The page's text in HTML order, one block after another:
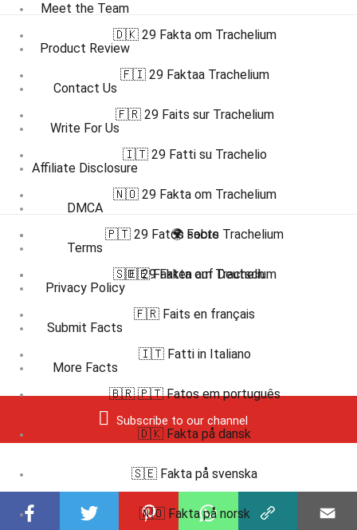
Meet the Team
Product Review
Contact Us
Write For Us
Affiliate Disclosure
DMCA
Terms
Privacy Policy
Submit Facts
More Facts
Subscribe to our channel
🇩🇰 29 Fakta om Trachelium
🇫🇮 29 Faktaa Trachelium
🇫🇷 29 Faits sur Trachelium
🇮🇹 29 Fatti su Trachelio
🇳🇴 29 Fakta om Trachelium
🇵🇹 29 Fatos sobre Trachelium
🇸🇪 29 Fakta om Trachelium
🌍 Facts
🇩🇪 Fakten auf Deutsch
🇫🇷 Faits en français
🇮🇹 Fatti in Italiano
🇧🇷 🇵🇹 Fatos em português
🇩🇰 Fakta på dansk
🇸🇪 Fakta på svenska
🇳🇴 Fakta på norsk